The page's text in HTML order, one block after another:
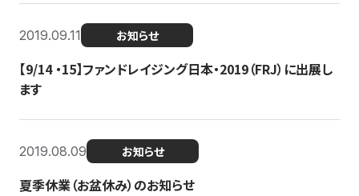
2019.09.11 お知らせ
【9/14 ・15】ファンドレイジング日本・2019（FRJ）に出展し
ます
2019.08.09 お知らせ
夏季休業（お盆休み）のお知らせ